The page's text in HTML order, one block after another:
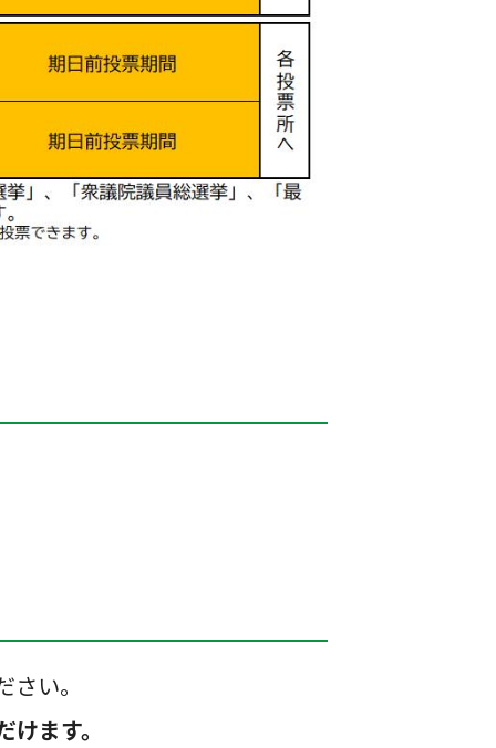
い。
ます。